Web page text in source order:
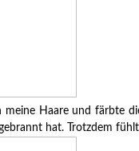
Haare und färbte
hat. Trotzdem